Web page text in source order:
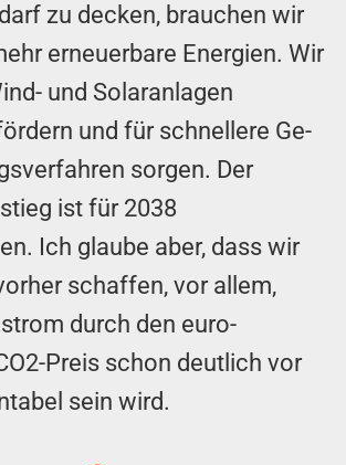
zu decken, brauchen wir
erneuerbare Energien. Wir
und So­lar­an­lagen
und für schnellere Ge­
sorgen. Der
ist für 2038
Ich glaube aber, dass wir
schaffen, vor allem,
durch den euro­
Preis schon deutlich vor
sein wird.